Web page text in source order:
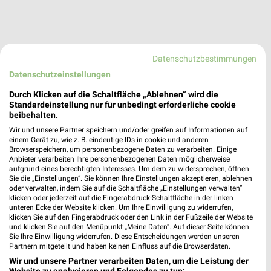
A.T.U Angebote in Gelsenkirchen
Gelsenkirchen, Deutschland
447,50 km
Datenschutzbestimmungen
Datenschutzeinstellungen
Durch Klicken auf die Schaltfläche „Ablehnen“ wird die
Standardeinstellung nur für unbedingt erforderliche cookie
beibehalten.
Wir und unsere Partner speichern und/oder greifen auf Informationen auf
einem Gerät zu, wie z. B. eindeutige IDs in cookie und anderen
Browserspeichern, um personenbezogene Daten zu verarbeiten. Einige
Anbieter verarbeiten Ihre personenbezogenen Daten möglicherweise
aufgrund eines berechtigten Interesses. Um dem zu widersprechen, öffnen
Sie die „Einstellungen“. Sie können Ihre Einstellungen akzeptieren, ablehnen
oder verwalten, indem Sie auf die Schaltfläche „Einstellungen verwalten“
klicken oder jederzeit auf die Fingerabdruck-Schaltfläche in der linken
unteren Ecke der Website klicken. Um Ihre Einwilligung zu widerrufen,
klicken Sie auf den Fingerabdruck oder den Link in der Fußzeile der Website
und klicken Sie auf den Menüpunkt „Meine Daten“. Auf dieser Seite können
Sie Ihre Einwilligung widerrufen. Diese Entscheidungen werden unseren
Partnern mitgeteilt und haben keinen Einfluss auf die Browserdaten.
Wir und unsere Partner verarbeiten Daten, um die Leistung der